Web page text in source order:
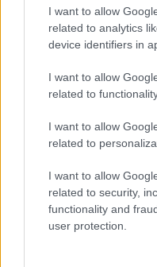
I want to allow
related to analytics
device identifiers in
I want to allow
related to
I want to allow
related to
I want to allow
related to security,
functionality and
user protection.
Ουκρανικές
ρωσικής
αιφνιδιαστική
εξαπέλυσαν τον
μια προσπάθεια να
αντεπίθεση, ο
πλήξει τις
κοινότητες του
προωθούνται
Μόσχα .Στις
χρησιμοποιηθεί
HIMARS που